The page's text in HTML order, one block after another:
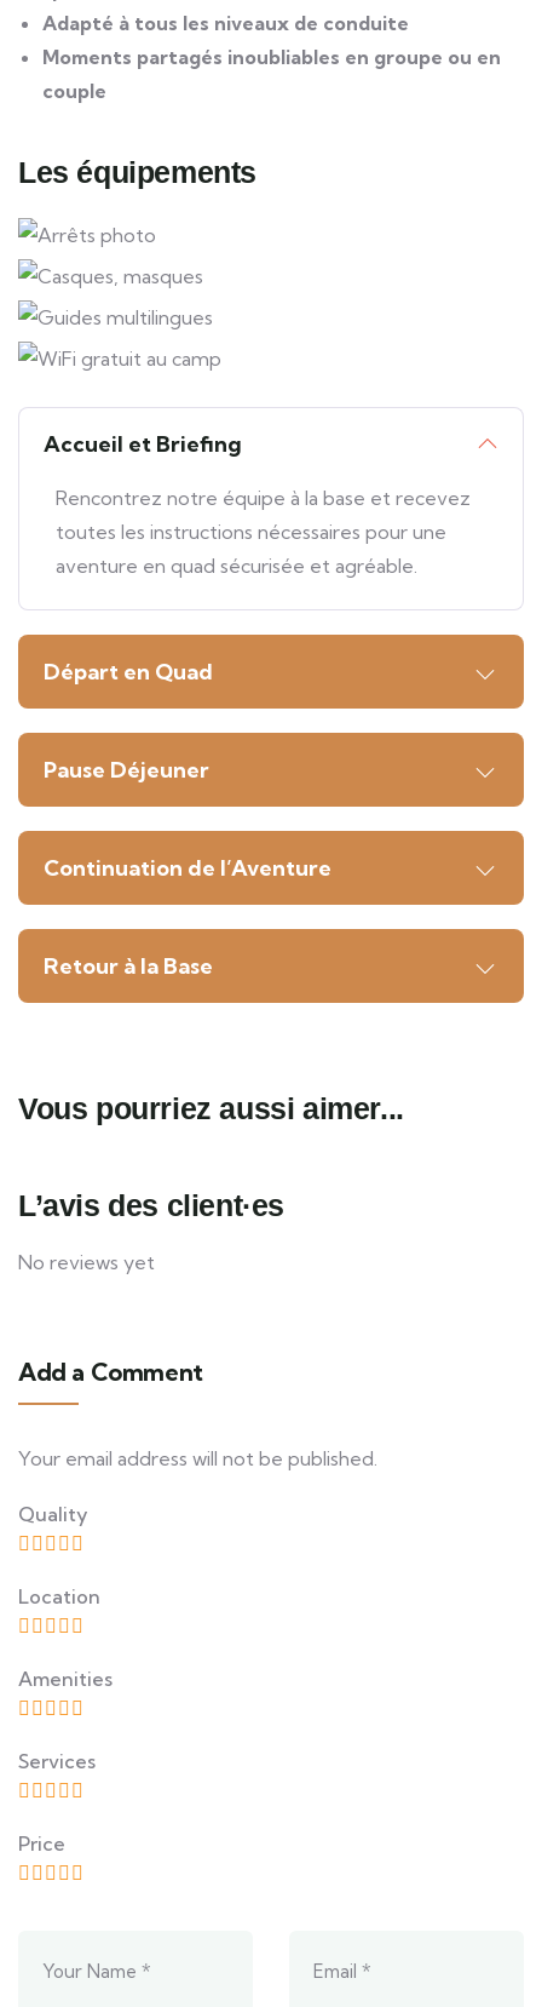
Adapté à tous les niveaux de conduite
Moments partagés inoubliables en groupe ou en
couple
Les équipements
Arrêts photo
Casques, masques
Guides multilingues
WiFi gratuit au camp
Accueil et Briefing
Rencontrez notre équipe à la base et recevez
toutes les instructions nécessaires pour une
aventure en quad sécurisée et agréable.
Départ en Quad
Pause Déjeuner
Continuation de l’Aventure
Retour à la Base
Vous pourriez aussi aimer...
L’avis des client·es
No reviews yet
Add a Comment
Your email address will not be published.
Quality
Location
Amenities
Services
Price